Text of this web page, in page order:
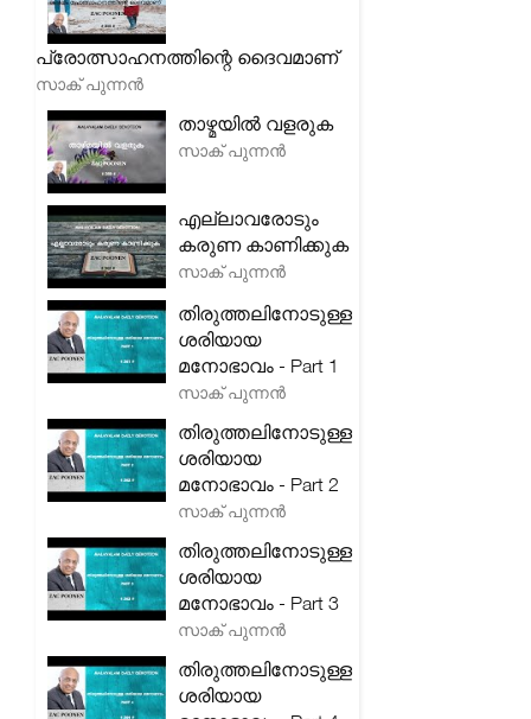
പ്രോത്സാഹനത്തിന്റെ ദൈവമാണ്
സാക് പുന്നൻ
താഴ്മയിൽ വളരുക
സാക് പുന്നൻ
എല്ലാവരോടും
കരുണ കാണിക്കുക
സാക് പുന്നൻ
തിരുത്തലിനോടുള്ള
ശരിയായ
മനോഭാവം - Part 1
സാക് പുന്നൻ
തിരുത്തലിനോടുള്ള
ശരിയായ
മനോഭാവം - Part 2
സാക് പുന്നൻ
തിരുത്തലിനോടുള്ള
ശരിയായ
മനോഭാവം - Part 3
സാക് പുന്നൻ
തിരുത്തലിനോടുള്ള
ശരിയായ